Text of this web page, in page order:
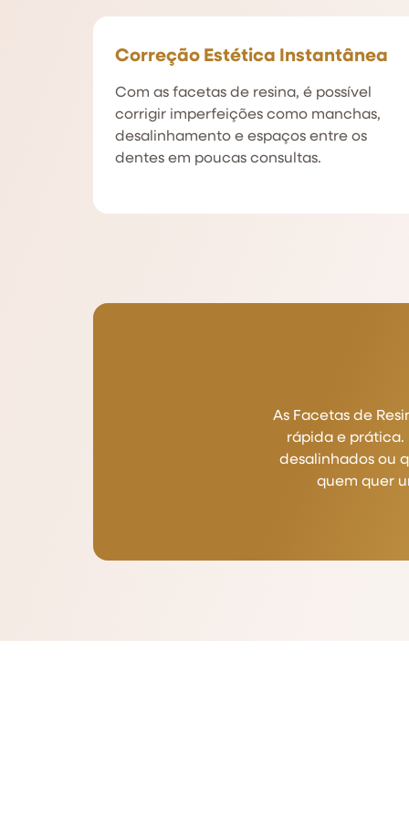
Correção Estética Instantânea
Com as facetas de resina, é possível
corrigir imperfeições como manchas,
desalinhamento e espaços entre os
dentes em poucas consultas.
As Facetas de
rápida e prática.
desalinhados ou
quem quer